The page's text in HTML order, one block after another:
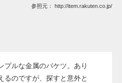
参照元： http://item.rakuten.co.jp/
プルな金属のバケツ。あり
るのですが、探すと意外と